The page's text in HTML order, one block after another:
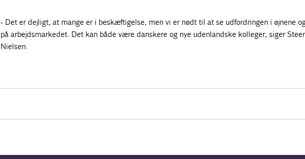
- Det er dejligt, at mange er i beskæftigelse, men vi er nødt til at se udfordringen i øjnene
på arbejdsmarkedet. Det kan både være danskere og nye udenlandske kolleger, siger
Nielsen.